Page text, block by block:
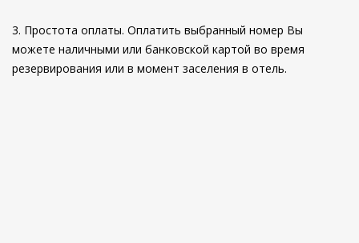
3. Простота оплаты. Оплатить выбранный номер Вы
можете наличными или банковской картой во время
резервирования или в момент заселения в отель.